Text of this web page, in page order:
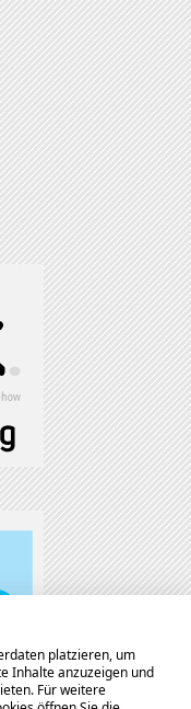
platzieren, um
Inhalte anzuzeigen und
Für weitere